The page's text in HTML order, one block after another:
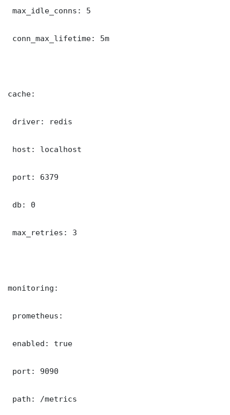
max_idle_conns: 5
conn_max_lifetime: 5m
cache:
driver: redis
host: localhost
port: 6379
db: 0
max_retries: 3
monitoring:
prometheus:
enabled: true
port: 9090
path: /metrics